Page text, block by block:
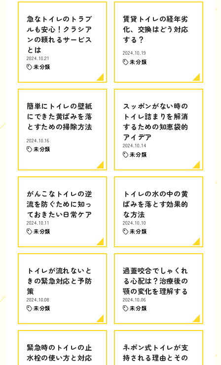
急なトイレのトラブ
ルも安心！クラシア
ンの頼れるサービス
とは
2024.10.21
未分類
賃貸トイレの経年劣
化、交換はどう対応
する？
2024.10.19
未分類
簡単にトイレの壁紙
にできた黄ばみを落
とすための掃除方法
2024.10.16
未分類
スッポンがない時の
トイレ詰まりを解消
するための知恵袋的
アイデア
2024.10.14
未分類
がんこなトイレの逆
流を防ぐために知っ
ておきたい日常ケア
2024.10.11
未分類
トイレの水の中の黄
ばみを落とす効果的
な方法
2024.10.10
未分類
トイレが流れないと
きの緊急対応と予防
策
2024.10.08
未分類
過蓋咬合でしゃくれ
る心配は？治療後の
顎の変化を理解する
2024.10.06
未分類
緊急時のトイレの止
水栓の使い方と対応
ネポン式トイレが支
持される理由とその